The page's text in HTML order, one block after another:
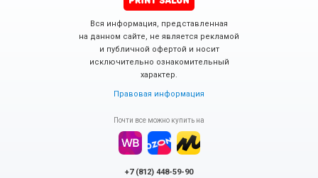
Вся информация, представленная
на данном сайте, не является рекламой
и публичной офертой и носит
исключительно ознакомительный
характер.
Правовая информация
Почти все можно купить на
+7 (812) 448-59-90